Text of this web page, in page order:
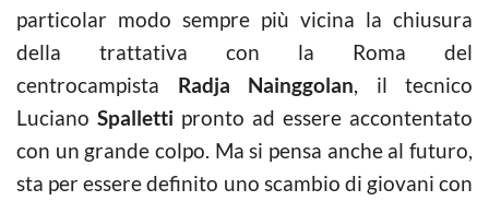
particolar modo sempre più vicina la chiusura
della trattativa con la Roma del
centrocampista Radja Nainggolan, il tecnico
Luciano Spalletti pronto ad essere accontentato
con un grande colpo. Ma si pensa anche al futuro,
sta per essere definito uno scambio di giovani con